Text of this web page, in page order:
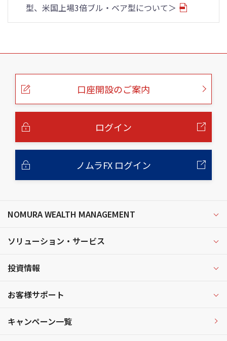
型、米国上場3倍ブル・ベア型について＞
こ
口座開設のご案内
ログイン
ノムラFX ログイン
NOMURA WEALTH MANAGEMENT
ソリューション・サービス
投資情報
お客様サポート
キャンペーン一覧